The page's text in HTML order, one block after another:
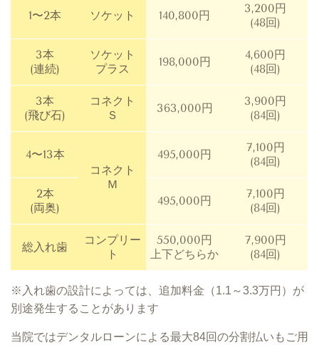
1〜2本 ソケット 140,800円
3,200円
(48回)
3本
(連続)
ソケット
プラス
198,000円
4,600円
(48回)
3本
(飛び石)
コネクト
Ｓ
363,000円
3,900円
(84回)
4〜13本
コネクト
Ｍ
495,000円
7,100円
​(84回)
2本
(両奥)
495,000円
7,100円
​(84回)
総入れ歯
コンプリー
ト
550,000円
上下どちらか
7,900円
​(84回)
※入れ歯の設計によっては、追加料金（1.1～3.3万円）が
別途発生することがあります
当院ではデンタルローンによる最大84回の分割払いもご用